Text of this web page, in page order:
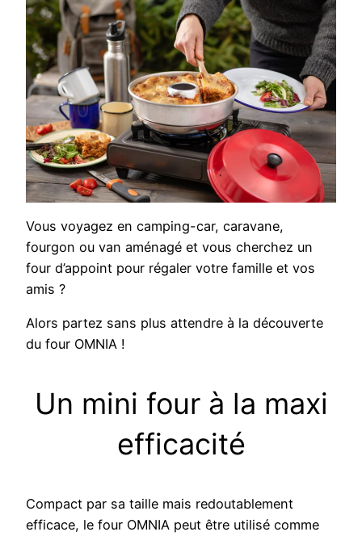
Vous voyagez en camping-car, caravane,
fourgon ou van aménagé et vous cherchez un
four d’appoint pour régaler votre famille et vos
amis ?
Alors partez sans plus attendre à la découverte
du four OMNIA !
Un mini four à la maxi
efficacité
Compact par sa taille mais redoutablement
efficace, le four OMNIA peut être utilisé comme